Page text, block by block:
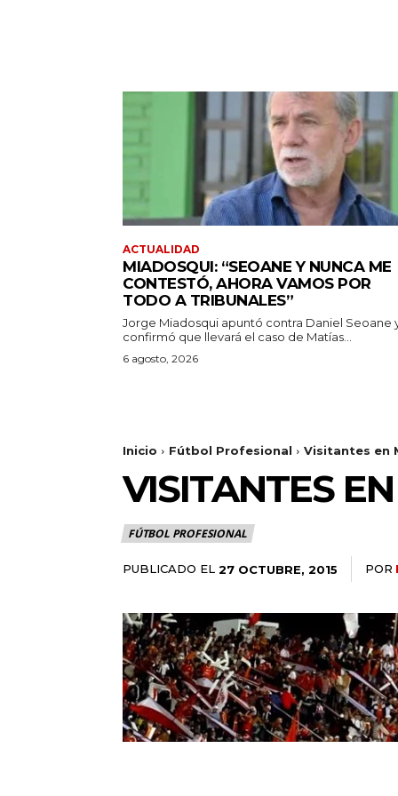
ACTUALIDAD
MIADOSQUI: “SEOANE Y NUNCA ME
CONTESTÓ, AHORA VAMOS POR
TODO A TRIBUNALES”
Jorge Miadosqui apuntó contra Daniel Seoane
confirmó que llevará el caso de Matías...
6 agosto, 2026